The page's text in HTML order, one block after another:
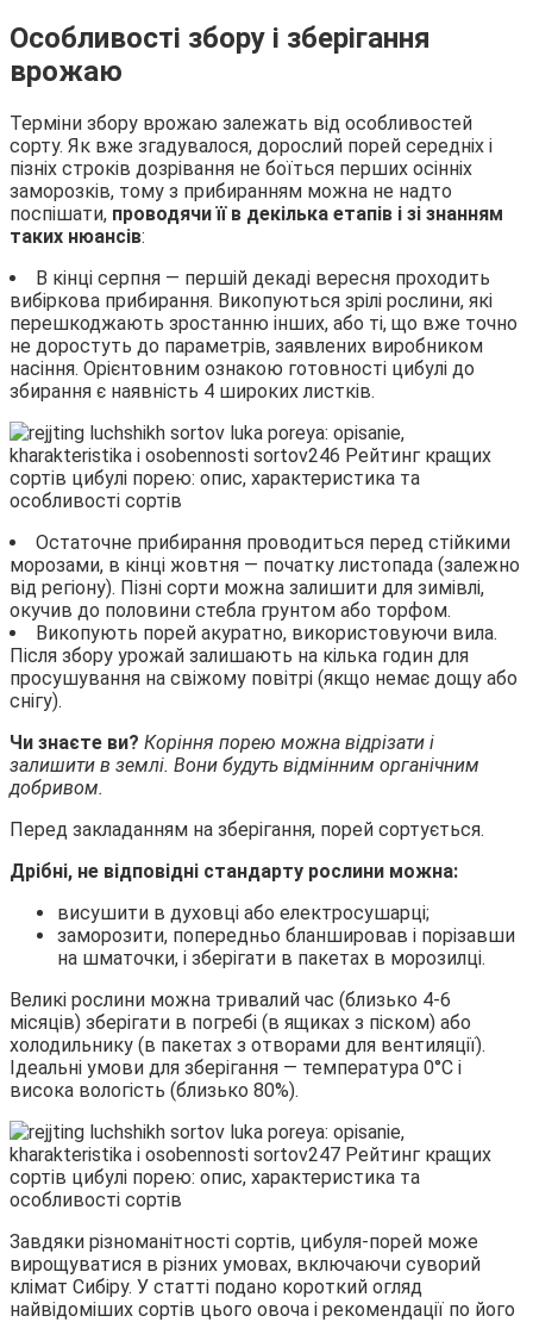
Особливості збору і зберігання
врожаю
Терміни збору врожаю залежать від особливостей
сорту. Як вже згадувалося, дорослий порей середніх і
пізніх строків дозрівання не боїться перших осінніх
заморозків, тому з прибиранням можна не надто
поспішати, проводячи її в декілька етапів і зі знанням
таких нюансів:
В кінці серпня — першій декаді вересня проходить
вибіркова прибирання. Викопуються зрілі рослини, які
перешкоджають зростанню інших, або ті, що вже точно
не доростуть до параметрів, заявлених виробником
насіння. Орієнтовним ознакою готовності цибулі до
збирання є наявність 4 широких листків.
Остаточне прибирання проводиться перед стійкими
морозами, в кінці жовтня — початку листопада (залежно
від регіону). Пізні сорти можна залишити для зимівлі,
окучив до половини стебла грунтом або торфом.
Викопують порей акуратно, використовуючи вила.
Після збору урожай залишають на кілька годин для
просушування на свіжому повітрі (якщо немає дощу або
снігу).
Чи знаєте ви? Коріння порею можна відрізати і
залишити в землі. Вони будуть відмінним органічним
добривом.
Перед закладанням на зберігання, порей сортується.
Дрібні, не відповідні стандарту рослини можна:
висушити в духовці або електросушарці;
заморозити, попередньо бланшировав і порізавши
на шматочки, і зберігати в пакетах в морозилці.
Великі рослини можна тривалий час (близько 4-6
місяців) зберігати в погребі (в ящиках з піском) або
холодильнику (в пакетах з отворами для вентиляції).
Ідеальні умови для зберігання — температура 0°С і
висока вологість (близько 80%).
Завдяки різноманітності сортів, цибуля-порей може
вирощуватися в різних умовах, включаючи суворий
клімат Сибіру. У статті подано короткий огляд
найвідоміших сортів цього овоча і рекомендації по його